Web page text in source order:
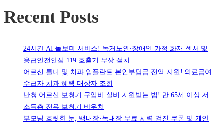
Recent Posts
24시간 AI 돌보미 서비스! 독거노인·장애인 가정 화재 센서 및
응급안전안심 119 호출기 무상 설치
어르신 틀니 및 치과 임플란트 본인부담금 전액 지원! 의료급여
수급자 치과 혜택 대상자 조회
난청 어르신 보청기 구입비 실비 지원받는 법! 만 65세 이상 저
소득층 전용 보청기 바우처
부모님 흐릿한 눈, 백내장·녹내장 무료 시력 검진 쿠폰 및 개안